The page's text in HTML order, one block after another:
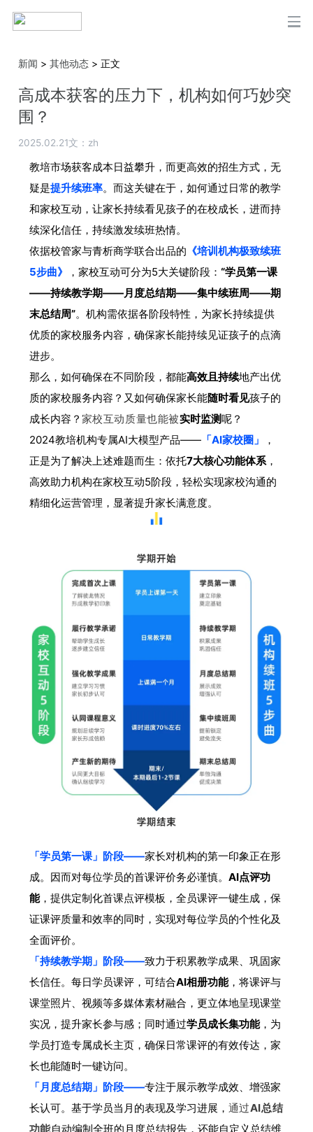
新闻 > 其他动态> 正文
高成本获客的压力下，机构如何巧妙突
围？
2025.02.21文：zh
教培市场获客成本日益攀升，而更高效的招生方式，无
疑是提升续班率。而这关键在于，如何通过日常的教学
和家校互动，让家长持续看见孩子的在校成长，进而持
续深化信任，持续激发续班热情。
依据校管家与青析商学联合出品的 《培训机构极致续班
5步曲》
，家校互动可分为5大关键阶段： “学员第一课
——持续教学期——月度总结期——集中续班周——期
末总结周”。机构需依据各阶段特性，为家长持续提供
优质的家校服务内容，确保家长能持续见证孩子的点滴
进步。
那么，如何确保在不同阶段，都能高效且持续地产出优
质的家校服务内容？又如何确保家长能随时看见孩子的
成长内容？ 家校互动质量也能被实时监测呢？
2024教培机构专属AI大模型产品——「AI家校圈」
，
正是为了解决上述难题而生：依托7大核心功能体系，
高效助力机构在家校互动5阶段，轻松实现家校沟通的
精细化运营管理，显著提升家长满意度。
「学员第一课」 阶段——家长对机构的第一印象正在形
成。因而对每位学员的首课评价务必谨慎。 AI点评功
能，提供定制化首课点评模板，全员课评一键生成，保
证课评质量和效率的同时，实现对每位学员的个性化及
全面评价。
「持续教学期」阶段——致力于积累教学成果、巩固家
长信任。每日学员课评，可结合AI相册功能，将课评与
课堂照片、视频等多媒体素材融合，更立体地呈现课堂
实况，提升家长参与感；同时通过学员成长集功能，为
学员打造专属成长主页，确保日常课评的有效传达，家
长也能随时一键访问。
「月度总结期」阶段——专注于展示教学成效、增强家
长认可。基于学员当月的表现及学习进展， 通过AI总结
功能自动编制全班的月度总结报告，还能自定义总结维